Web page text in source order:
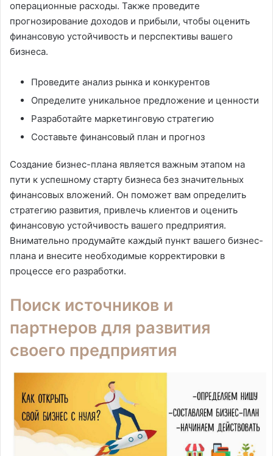
операционные расходы. Также проведите
прогнозирование доходов и прибыли, чтобы оценить
финансовую устойчивость и перспективы вашего
бизнеса.
Проведите анализ рынка и конкурентов
Определите уникальное предложение и ценности
Разработайте маркетинговую стратегию
Составьте финансовый план и прогноз
Создание бизнес-плана является важным этапом на
пути к успешному старту бизнеса без значительных
финансовых вложений. Он поможет вам определить
стратегию развития, привлечь клиентов и оценить
финансовую устойчивость вашего предприятия.
Внимательно продумайте каждый пункт вашего бизнес-
плана и внесите необходимые корректировки в
процессе его разработки.
Поиск источников и
партнеров для развития
своего предприятия